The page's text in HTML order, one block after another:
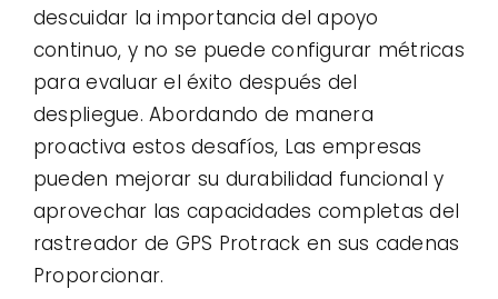
descuidar la importancia del apoyo
continuo, y no se puede configurar métricas
para evaluar el éxito después del
despliegue. Abordando de manera
proactiva estos desafíos, Las empresas
pueden mejorar su durabilidad funcional y
aprovechar las capacidades completas del
rastreador de GPS Protrack en sus cadenas
Proporcionar.